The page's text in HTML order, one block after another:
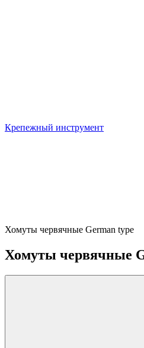
Крепежный инструмент
Хомуты червячные German type
Хомуты червячные